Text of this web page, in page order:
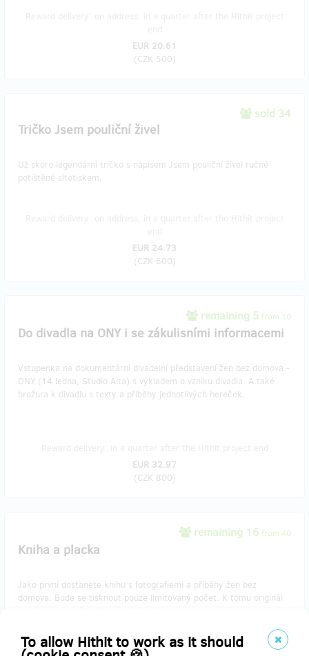
To allow Hithit to work as it should
EUR 20.61
(CZK 500)
sold 34
Tričko Jsem pouliční živel
Už skoro legendární tričko s nápisem Jsem pouliční živel ručně
potištěné sítotiskem.
EUR 24.73
(CZK 600)
remaining 5 from 10
Do divadla na ONY i se zákulisními informacemi
Vstupenka na dokumentární divadelní představení žen bez domova -
ONY (14.ledna, Studio Alta) s výkladem o vzniku divadla. A také
brožura k divadlu s texty a příběhy jednotlivých hereček.
EUR 32.97
(CZK 800)
remaining 16 from 40
Kniha a placka
Jako první dostanete knihu s fotografiemi a příběhy žen bez
domova. Bude se tisknout pouze limitovaný počet. K tomu originál
placka vyrobená holkama z Jako doma.
Reward delivery: on address, in half a year after the Hithit project